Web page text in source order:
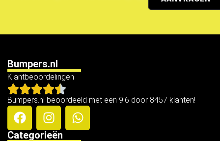
Bumpers.nl
Klantbeoordelingen
Bumpers.nl beoordeeld met een 9.6 door 8457 klanten!
Categorieën